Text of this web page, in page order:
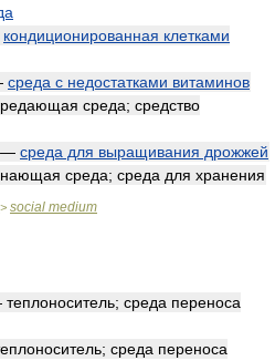
кондиционированная клетками
среда с недостатками витаминов
среда; средство
— среда для выращивания дрожжей
среда; среда для хранения
> social medium
среда переноса
среда переноса